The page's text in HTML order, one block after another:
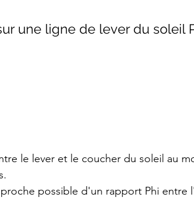
une ligne de lever du soleil
le lever et le coucher du soleil au
possible d'un rapport Phi entre